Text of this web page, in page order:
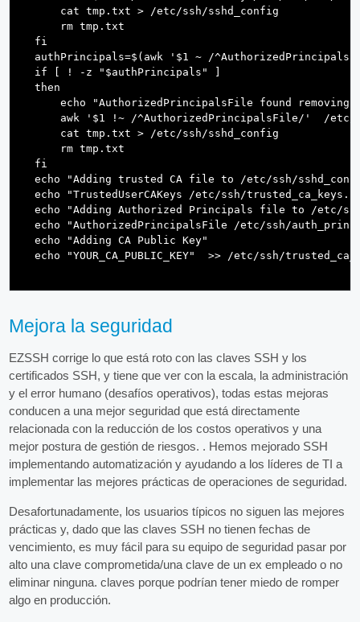
      cat tmp.txt > /etc/ssh/sshd_config
      rm tmp.txt
  fi
authPrincipals=$(awk '$1 ~ /
  if [ ! -z "$authPrincipals" ]
  then
echo "AuthorizedPrincipalsFile found removing
awk '$1 !~ /^AuthorizedPrincipalsFile/'  /
      cat tmp.txt > /etc/ssh/sshd_config
      rm tmp.txt
  fi
echo "Adding trusted CA file to /etc/ssh/
echo "TrustedUserCAKeys /etc/ssh/
echo "Adding Authorized Principals file to /etc/
echo "AuthorizedPrincipalsFile /etc/ssh/
  echo "Adding CA Public Key"
Mejora la seguridad
EZSSH corrige lo que está roto con las claves SSH y los
certificados SSH, y tiene que ver con la escala, la administración
y el error humano (desafíos operativos), todas estas mejoras
conducen a una mejor seguridad que está directamente
relacionada con la reducción de los costos operativos y una
mejor postura de gestión de riesgos. . Hemos mejorado SSH
implementando automatización y ayudando a los líderes de TI a
implementar las mejores prácticas de operaciones de seguridad.
Desafortunadamente, los usuarios típicos no siguen las mejores
prácticas y, dado que las claves SSH no tienen fechas de
vencimiento, es muy fácil para su equipo de seguridad pasar por
alto una clave comprometida/una clave de un ex empleado o no
eliminar ninguna. claves porque podrían tener miedo de romper
algo en producción.